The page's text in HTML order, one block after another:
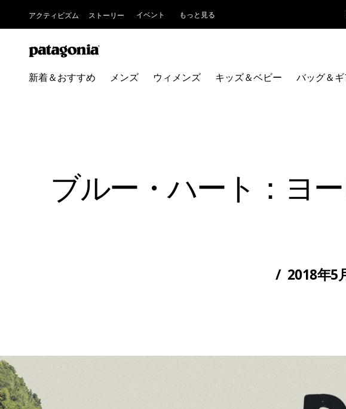
アクティビズム ストーリー イベント もっと見る
新着＆おすすめ メンズ ウィメンズ キッズ＆ベビー バッグ＆ギ
ブルー・ハート：ヨ
/ 2018年5